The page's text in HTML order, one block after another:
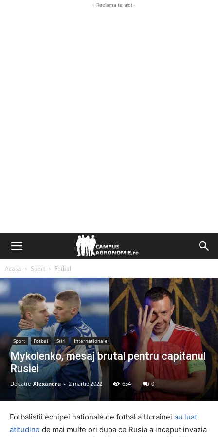
- Reclama ta aici -
Acasa Sport Fotbal
Sport Fotbal Stiri Internationale
Mykolenko, mesaj brutal pentru capitanul
Rusiei
De catre Alexandru - 2 martie 2022 654 0
Fotbalistii echipei nationale de fotbal a Ucrainei au luat
atitudine de mai multe ori dupa ce Rusia a inceput invazia